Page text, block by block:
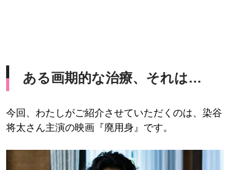
ある画期的な治療、それは…
今回、わたしがご紹介させていただくのは、染谷
将太さん主演の映画『廃用身』です。